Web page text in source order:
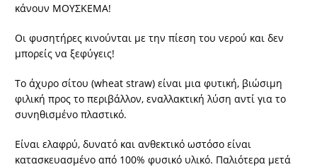
κάνουν ΜΟΥΣΚΕΜΑ!
Οι φυσητήρες κινούνται με την πίεση του νερού και δεν
μπορείς να ξεφύγεις!
Το άχυρο σίτου (wheat straw) είναι μια φυτική, βιώσιμη
φιλική προς το περιβάλλον, εναλλακτική λύση αντί για το
συνηθισμένο πλαστικό.
Είναι ελαφρύ, δυνατό και ανθεκτικό ωστόσο είναι
κατασκευασμένο από 100% φυσικό υλικό. Παλιότερα μετά